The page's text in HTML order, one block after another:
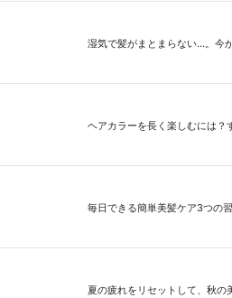
湿気で髪がまとまらない…。今
ヘアカラーを長く楽しむには？
毎日できる簡単美髪ケア3つの
夏の疲れをリセットして、秋の